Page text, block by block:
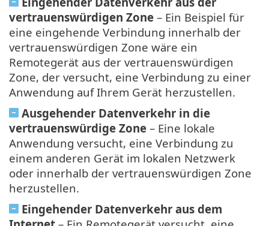
vertrauenswürdigen Zone – Ein Beispiel für
eine eingehende Verbindung innerhalb der
vertrauenswürdigen Zone wäre ein
Remotegerät aus der vertrauenswürdigen
Zone, der versucht, eine Verbindung zu einer
Anwendung auf Ihrem Gerät herzustellen.
Ausgehender Datenverkehr in die
vertrauenswürdige Zone – Eine lokale
Anwendung versucht, eine Verbindung zu
einem anderen Gerät im lokalen Netzwerk
oder innerhalb der vertrauenswürdigen Zone
herzustellen.
Eingehender Datenverkehr aus dem